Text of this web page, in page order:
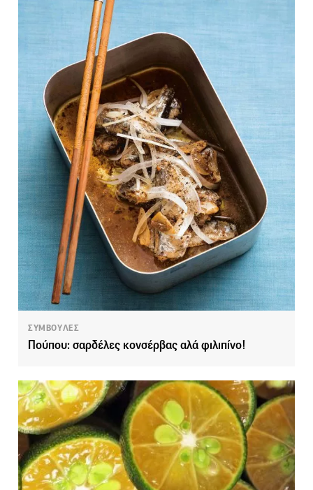
ΣΥΜΒΟΥΛΕΣ
Πούπου: σαρδέλες κονσέρβας αλά φιλιπίνο!